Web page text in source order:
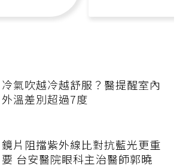
冷氣吹越冷越舒服？醫提醒室內
外溫差別超過7度
鏡片阻擋紫外線比對抗藍光更重
要 台安醫院眼科主治醫師郭曉